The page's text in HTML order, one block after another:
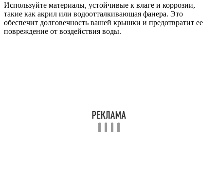
Используйте материалы, устойчивые к влаге и коррозии,
такие как акрил или водоотталкивающая фанера. Это
обеспечит долговечность вашей крышки и предотвратит ее
повреждение от воздействия воды.